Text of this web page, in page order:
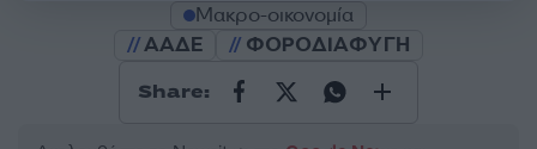
Μακρο-οικονομία
ΑΑΔΕ
ΦΟΡΟΔΙΑΦΥΓΗ
Share: